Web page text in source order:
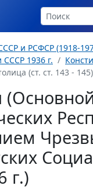
и РСФСР (1918-
СССР 1936 г.
(ст. ст. 143 - 145)
г.)